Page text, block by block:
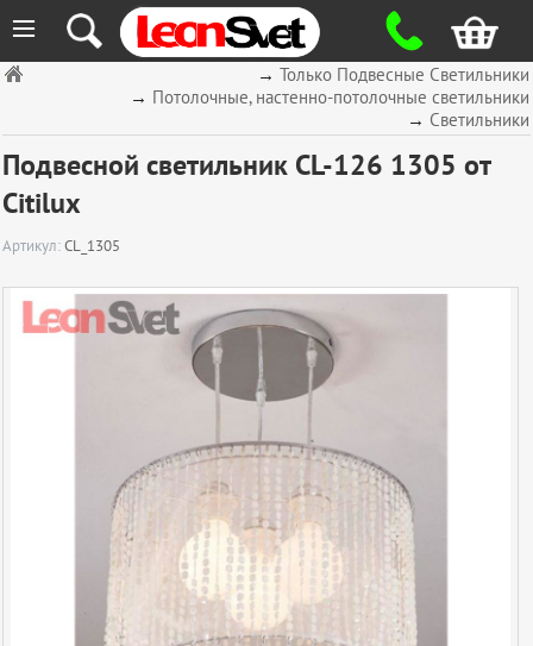
≡
→ Только Подвесные Светильники
→ Потолочные, настенно-потолочные светильники
→ Светильники
Подвесной светильник CL-126 1305 от
Citilux
Артикул:CL_1305